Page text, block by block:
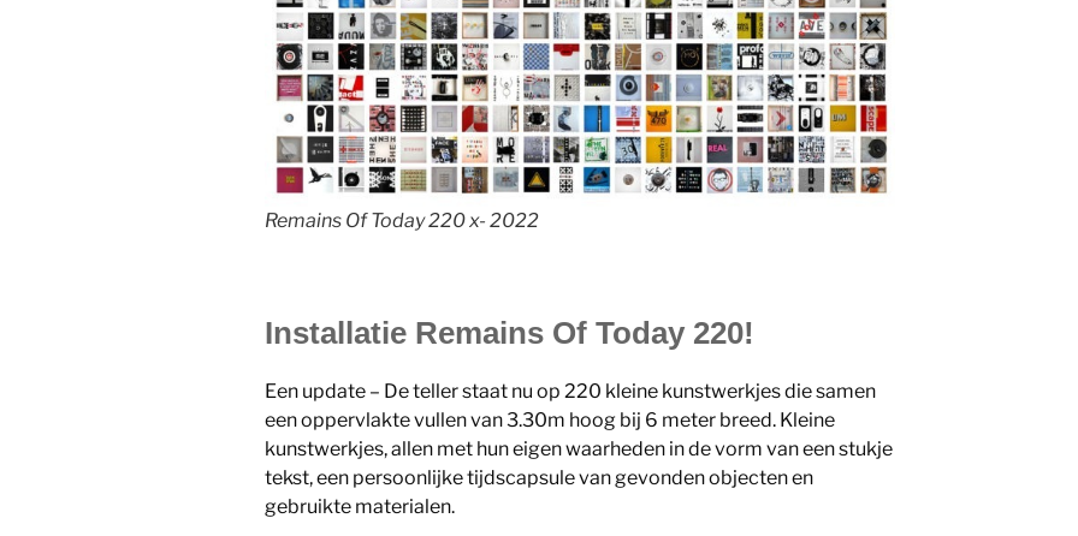
Remains Of Today 220 x- 2022
Installatie Remains Of Today 220!
Een update – De teller staat nu op 220 kleine kunstwerkjes die samen
een oppervlakte vullen van 3.30m hoog bij 6 meter breed. Kleine
kunstwerkjes, allen met hun eigen waarheden in de vorm van een stukje
tekst, een persoonlijke tijdscapsule van gevonden objecten en
gebruikte materialen.